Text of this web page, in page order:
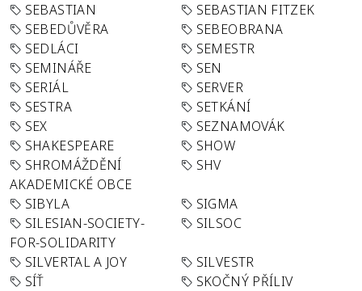
SEBASTIAN
SEBASTIAN FITZEK
SEBEDŮVĚRA
SEBEOBRANA
SEDLÁCI
SEMESTR
SEMINÁŘE
SEN
SERIÁL
SERVER
SESTRA
SETKÁNÍ
SEX
SEZNAMOVÁK
SHAKESPEARE
SHOW
SHROMÁŽDĚNÍ
AKADEMICKÉ OBCE
SHV
SIBYLA
SIGMA
SILESIAN-SOCIETY-
FOR-SOLIDARITY
SILSOC
SILVERTAL A JOY
SILVESTR
SÍŤ
SKOČNÝ PŘÍLIV